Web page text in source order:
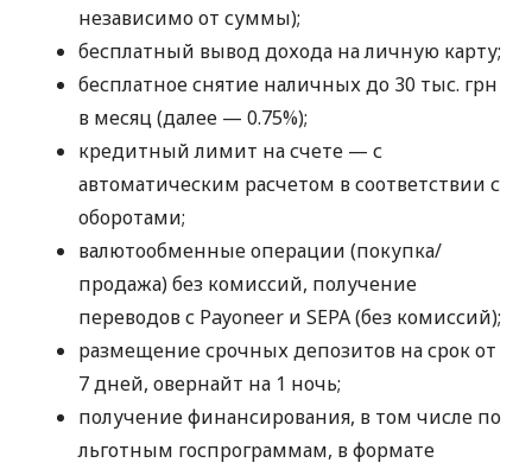
независимо от суммы);
бесплатный вывод дохода на личную карту;
бесплатное снятие наличных до 30 тыс. грн
в месяц (далее — 0.75%);
кредитный лимит на счете — с
автоматическим расчетом в соответствии с
оборотами;
валютообменные операции (покупка/
продажа) без комиссий, получение
переводов с Payoneer и SEPA (без комиссий);
размещение срочных депозитов на срок от
7 дней, овернайт на 1 ночь;
получение финансирования, в том числе по
льготным госпрограммам, в формате